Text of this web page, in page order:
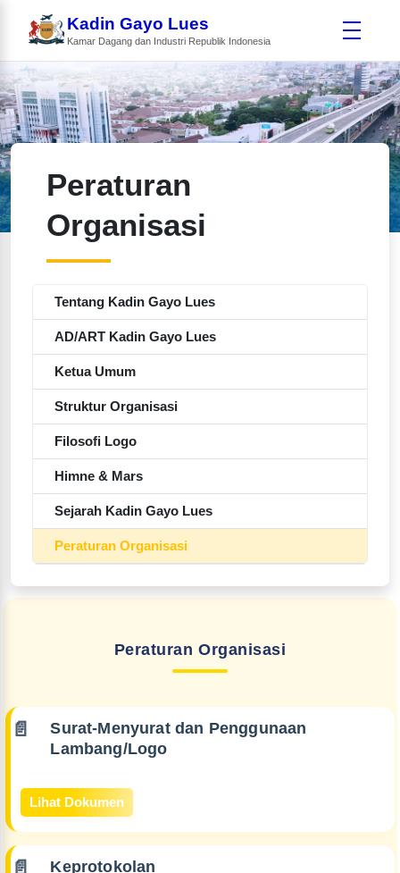
Kadin Gayo Lues
Kamar Dagang dan Industri Republik Indonesia
Peraturan
Organisasi
Tentang Kadin Gayo Lues
AD/ART Kadin Gayo Lues
Ketua Umum
Struktur Organisasi
Filosofi Logo
Himne & Mars
Sejarah Kadin Gayo Lues
Peraturan Organisasi
Peraturan Organisasi
Surat-Menyurat dan Penggunaan
Lambang/Logo
Lihat Dokumen
Keprotokolan